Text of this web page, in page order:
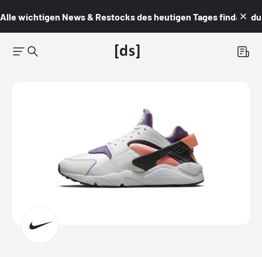
Alle wichtigen News & Restocks des heutigen Tages findest du